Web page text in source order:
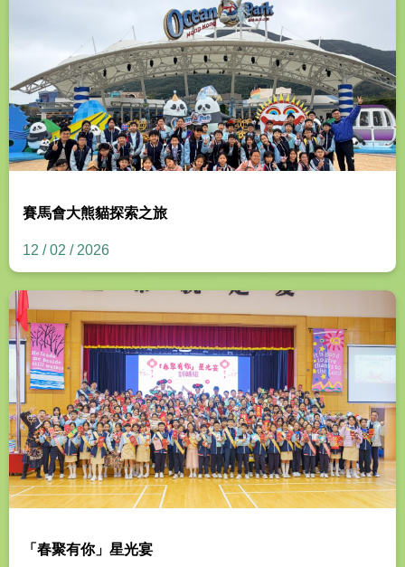
賽馬會大熊貓探索之旅
12 / 02 / 2026
「春聚有你」星光宴